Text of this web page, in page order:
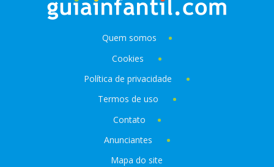
Quem somos
Cookies
Política de privacidade
Termos de uso
Contato
Anunciantes
Mapa do site